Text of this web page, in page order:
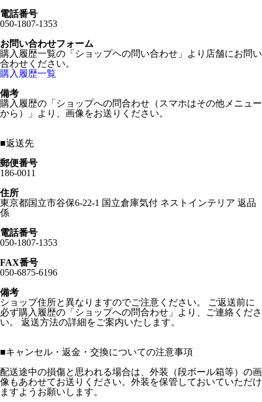
電話番号
050-1807-1353
お問い合わせフォーム
購入履歴一覧の「ショップヘの問い合わせ」より店舗にお問い
合わせください。
購入履歴一覧
備考
購入履歴の「ショップへの問合わせ（スマホはその他メニュー
から）」より、画像をお送りください。
■返送先
郵便番号
186-0011
住所
東京都国立市谷保6-22-1 国立倉庫気付 ネストインテリア 返品
係
電話番号
050-1807-1353
FAX番号
050-6875-6196
備考
ショップ住所と異なりますのでご注意ください。 ご返送前に
必ず購入履歴の「ショップへの問合わせ」より、ご連絡くださ
い。 返送方法の詳細をご案内いたします。
■キャンセル・返金・交換についての注意事項
配送途中の損傷と思われる場合は、外装（段ボール箱等）の画
像もあわせてお送りください。外装を保管しておいていただけ
ますようお願いします。